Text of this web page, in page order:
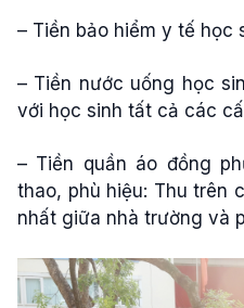
– Tiền bảo hiểm y tế
– Tiền nước uống học
với học sinh tất cả các
– Tiền quần áo đồng
thao, phù hiệu: Thu trên
nhất giữa nhà trường và